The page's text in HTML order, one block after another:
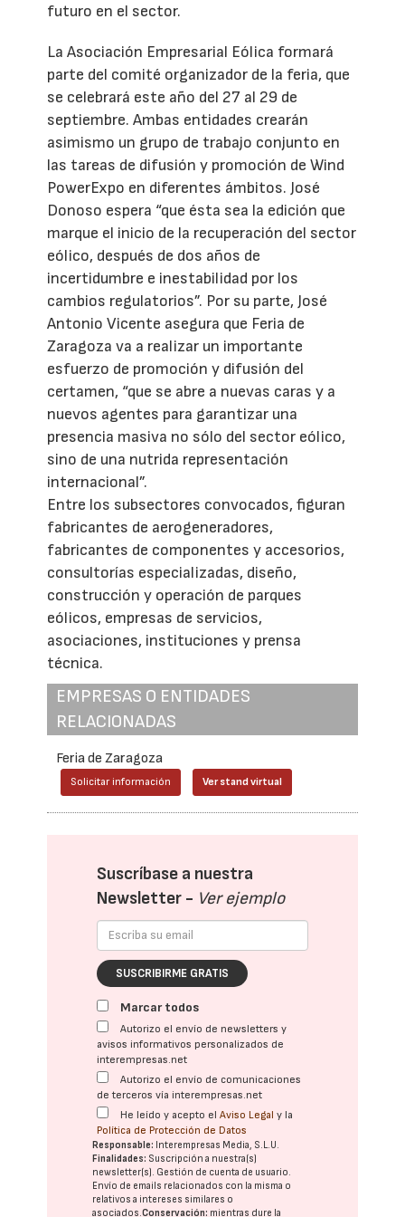
futuro en el sector.
La Asociación Empresarial Eólica formará
parte del comité organizador de la feria, que
se celebrará este año del 27 al 29 de
septiembre. Ambas entidades crearán
asimismo un grupo de trabajo conjunto en
las tareas de difusión y promoción de Wind
PowerExpo en diferentes ámbitos. José
Donoso espera “que ésta sea la edición que
marque el inicio de la recuperación del sector
eólico, después de dos años de
incertidumbre e inestabilidad por los
cambios regulatorios”. Por su parte, José
Antonio Vicente asegura que Feria de
Zaragoza va a realizar un importante
esfuerzo de promoción y difusión del
certamen, “que se abre a nuevas caras y a
nuevos agentes para garantizar una
presencia masiva no sólo del sector eólico,
sino de una nutrida representación
internacional”.
Entre los subsectores convocados, figuran
fabricantes de aerogeneradores,
fabricantes de componentes y accesorios,
consultorías especializadas, diseño,
construcción y operación de parques
eólicos, empresas de servicios,
asociaciones, instituciones y prensa
técnica.
EMPRESAS O ENTIDADES
RELACIONADAS
Feria de Zaragoza
Solicitar información Ver stand virtual
Suscríbase a nuestra
Newsletter - Ver ejemplo
SUSCRIBIRME GRATIS
Marcar todos
Autorizo el envío de newsletters y
avisos informativos personalizados de
interempresas.net
Autorizo el envío de comunicaciones
de terceros vía interempresas.net
He leído y acepto elAviso Legal y la
Política de Protección de Datos
Responsable: Interempresas Media, S.L.U.
Finalidades: Suscripción a nuestra(s)
newsletter(s). Gestión de cuenta de usuario.
Envío de emails relacionados con la misma o
relativos a intereses similares o
asociados.Conservación: mientras dure la